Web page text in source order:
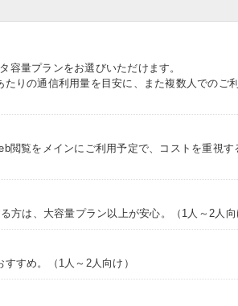
容量プランをお選びいただけます。
りの通信利用量を目安に、また複数人でのご
閲覧をメインにご利用予定で、コストを重視す
方は、大容量プラン以上が安心。（1人～2人向
すめ。（1人～2人向け）